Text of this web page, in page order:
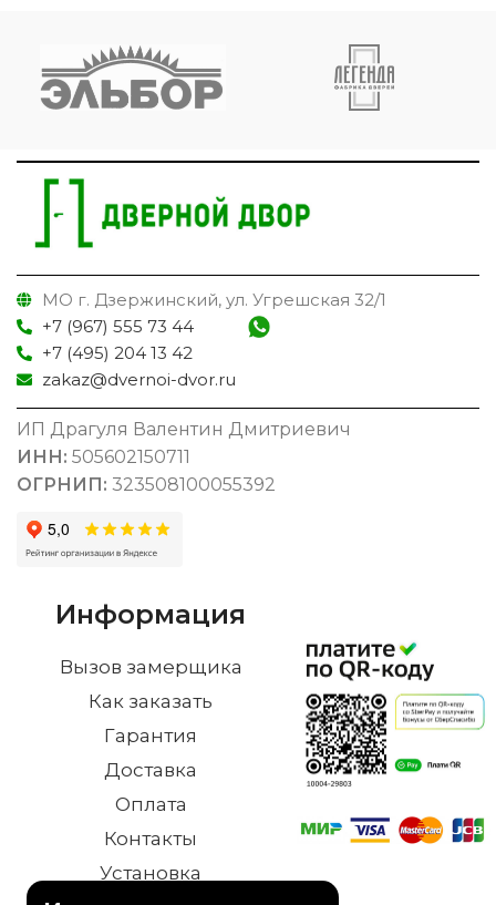
МО г. Дзержинский, ул. Угрешская 32/1
+7 (967) 555 73 44
+7 (495) 204 13 42
zakaz@dvernoi-dvor.ru
ИП Драгуля Валентин Дмитриевич
ИНН: 505602150711
ОГРНИП: 323508100055392
Информация
Вызов замерщика
Как заказать
Гарантия
Доставка
Оплата
Контакты
Установка